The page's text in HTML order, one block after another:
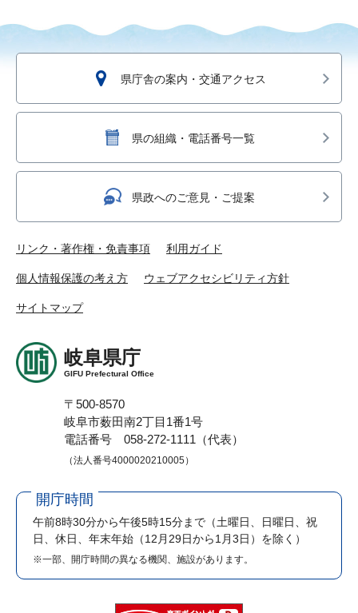
県庁舎の案内・交通アクセス
県の組織・電話番号一覧
県政へのご意見・ご提案
リンク・著作権・免責事項 利用ガイド
個人情報保護の考え方 ウェブアクセシビリティ方針
サイトマップ
岐阜県庁
GIFU Prefectural Office
〒500-8570
岐阜市薮田南2丁目1番1号
電話番号 058-272-1111（代表）
（法人番号4000020210005）
開庁時間
午前8時30分から午後5時15分まで （土曜日、日曜日、祝
日、休日、年末年始（12月29日から1月3日）を除く）
※一部、開庁時間の異なる機関、施設があります。